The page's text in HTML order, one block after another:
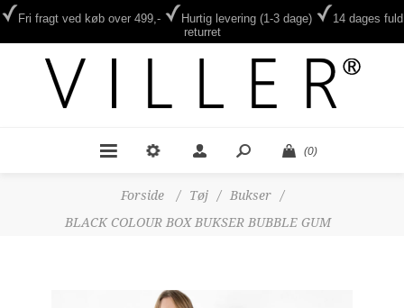
Fri fragt ved køb over 499,- Hurtig levering (1-3 dage)
14 dages fuld
returret
(0)
Forside / Tøj / Bukser
/
BLACK COLOUR BOX BUKSER BUBBLE GUM